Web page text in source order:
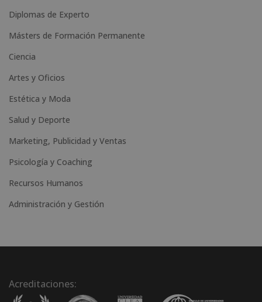
Diplomas de Experto
Másters de Formación Permanente
Ciencia
Artes y Oficios
Estética y Moda
Salud y Deporte
Marketing, Publicidad y Ventas
Psicología y Coaching
Recursos Humanos
Administración y Gestión
Acreditaciones: